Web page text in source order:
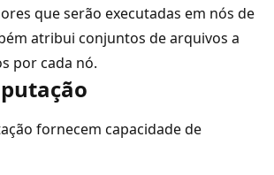
que serão executadas em nós de
atribui conjuntos de arquivos a
por cada nó.
fornecem capacidade de